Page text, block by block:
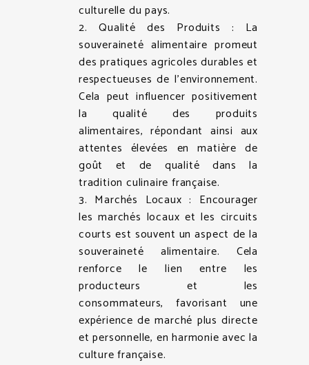
culturelle du pays.
2. Qualité des Produits : La
souveraineté alimentaire promeut
des pratiques agricoles durables et
respectueuses de l’environnement.
Cela peut influencer positivement
la qualité des produits
alimentaires, répondant ainsi aux
attentes élevées en matière de
goût et de qualité dans la
tradition culinaire française.
3. Marchés Locaux : Encourager
les marchés locaux et les circuits
courts est souvent un aspect de la
souveraineté alimentaire. Cela
renforce le lien entre les
producteurs et les
consommateurs, favorisant une
expérience de marché plus directe
et personnelle, en harmonie avec la
culture française.